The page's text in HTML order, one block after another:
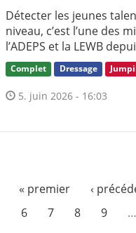
Détecter les jeunes
niveau, c’est l’une des
l’ADEPS et la LEWB
Complet Dressage
5. juin 2026 - 16:03
« premier ‹
6
7 8 9 …